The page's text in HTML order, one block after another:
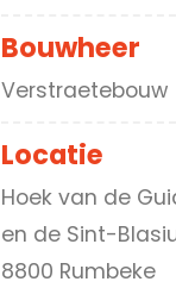
Bouwheer
Verstraetebouw
Locatie
Hoek van de
en de Sint-
8800 Rumbeke